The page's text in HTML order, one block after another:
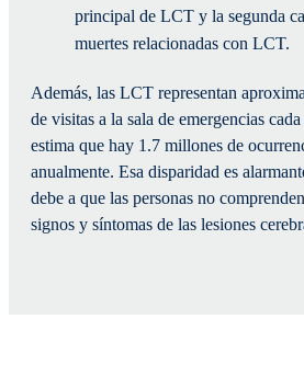
principal de LCT y la segunda
muertes relacionadas con LCT.
Además, las LCT representan
de visitas a la sala de emergencias
estima que hay 1.7 millones de
anualmente. Esa disparidad es
debe a que las personas no
signos y síntomas de las lesiones